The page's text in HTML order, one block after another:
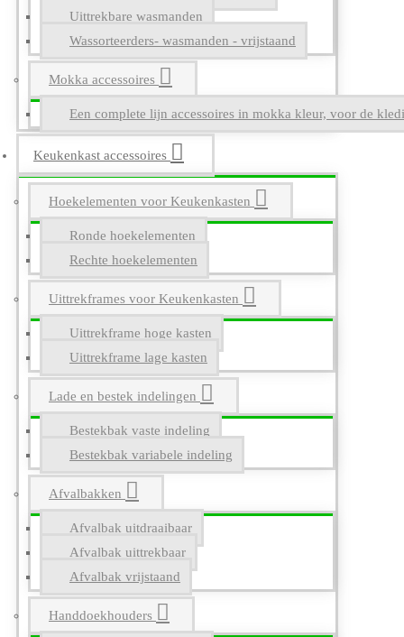
Uittrekbare wasmanden
Wassorteerders- wasmanden - vrijstaand
Mokka accessoires
Een complete lijn accessoires in mokka kleur, voor de
Keukenkast accessoires
Hoekelementen voor Keukenkasten
Ronde hoekelementen
Rechte hoekelementen
Uittrekframes voor Keukenkasten
Uittrekframe hoge kasten
Uittrekframe lage kasten
Lade en bestek indelingen
Bestekbak vaste indeling
Bestekbak variabele indeling
Afvalbakken
Afvalbak uitdraaibaar
Afvalbak uittrekbaar
Afvalbak vrijstaand
Handdoekhouders